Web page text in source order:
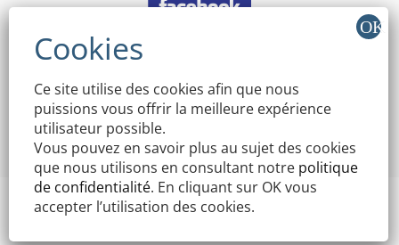
Copyright © 2026 Mairie Mothern | Signify By
Ce site utilise des cookies afin que nous
puissions vous offrir la meilleure expérience
utilisateur possible.
Vous pouvez en savoir plus au sujet des cookies
que nous utilisons en consultant notre politique
de confidentialité. En cliquant sur OK vous
accepter l’utilisation des cookies.